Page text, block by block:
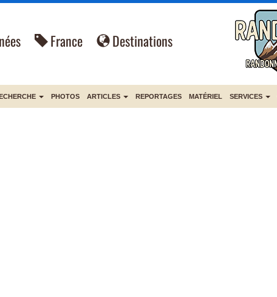
France Destinations
PHOTOS ARTICLES REPORTAGES MATÉRIEL SERVICES